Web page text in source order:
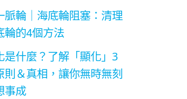
脈輪｜海底輪阻塞：清理
輪的4個方法
是什麼？了解「顯化」3
則＆真相，讓你無時無刻
事成